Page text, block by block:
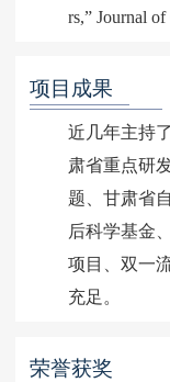
rs,” Journal
项目成果
近几年主持
肃省重点研
题、甘肃省
后科学基金
项目、双一
充足。
荣誉获奖